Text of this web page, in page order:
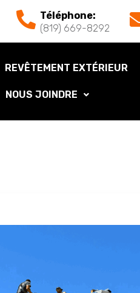
Téléphone:
(819) 669-8292
REVÊTEMENT EXTÉRIEUR
NOUS JOINDRE